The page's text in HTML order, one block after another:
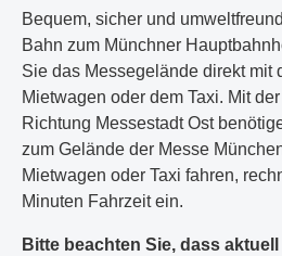
Bequem, sicher und
Bahn zum Münchner
Sie das Messegelände direkt mit
Mietwagen oder dem Taxi. Mit
Richtung Messestadt Ost
zum Gelände der Messe
Mietwagen oder Taxi fahren,
Minuten Fahrzeit ein.
Bitte beachten Sie, dass